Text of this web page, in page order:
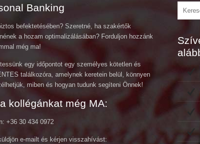
Banking
befektetésében? Szeretné, ha szakértők
a hozam optimalizálásában? Forduljon hozzánk
még ma!
egy időpontot egy személyes kötetlen és
találkozóra, amelynek keretein belül, könnyen
miben és hogyan tudunk segíteni Önnek!
kollégánkat még MA:
+36 30 434 0972
e-mailt és kérjen visszahívást: